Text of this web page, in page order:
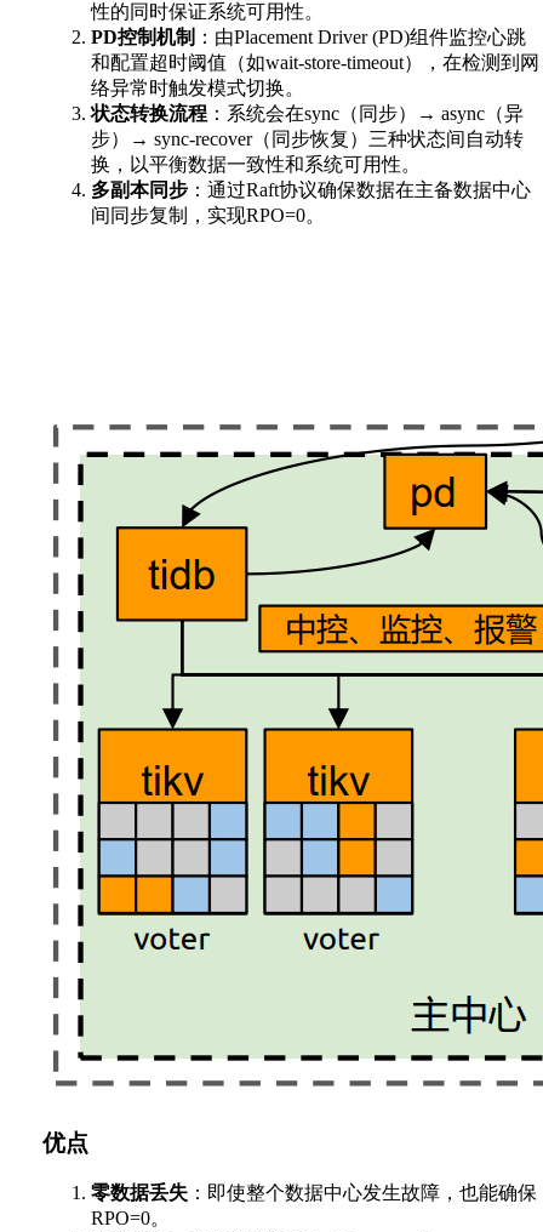
性的同时保证系统可用性。
PD控制机制 ：由Placement Driver (PD)组件监控心跳
和配置超时阈值（如wait-store-timeout），在检测到网
络异常时触发模式切换。
状态转换流程 ：系统会在sync（同步）→ async（异
步）→ sync-recover（同步恢复）三种状态间自动转
换，以平衡数据一致性和系统可用性。
多副本同步 ：通过Raft协议确保数据在主备数据中心
间同步复制，实现RPO=0。
优点
零数据丢失 ：即使整个数据中心发生故障，也能确保
RPO=0。